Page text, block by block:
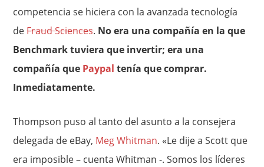
competencia se hiciera con la avanzada tecnología
deFraud Sciences. No era una compañía en la que
Benchmark tuviera que invertir; era una
compañía que Paypal tenía que comprar.
Inmediatamente.
Thompson puso al tanto del asunto a la consejera
delegada de eBay, Meg Whitman. «Le dije a Scott que
era imposible – cuenta Whitman -. Somos los líderes